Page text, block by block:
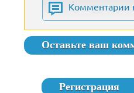
Комментарии
Оставьте ваш
Регистрация